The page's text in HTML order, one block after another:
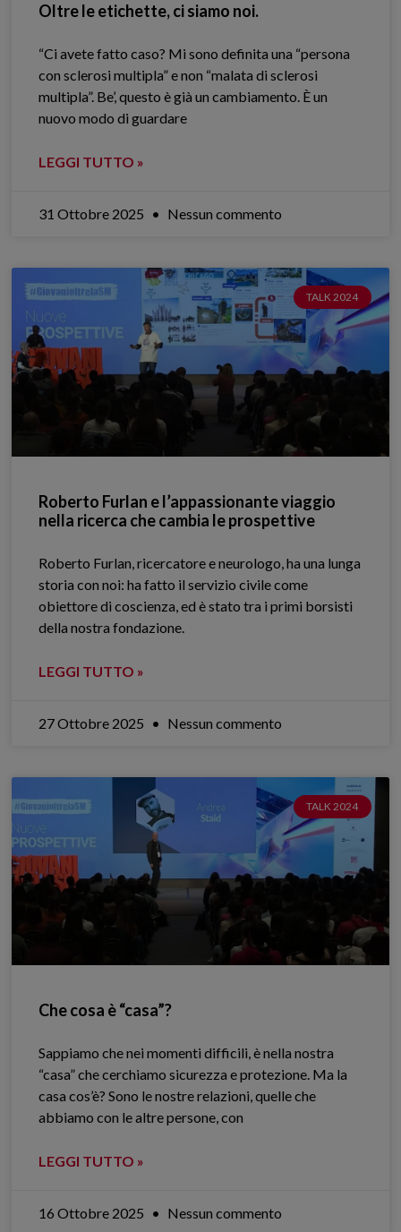
Oltre le etichette, ci siamo noi.
“Ci avete fatto caso? Mi sono definita una “persona
con sclerosi multipla” e non “malata di sclerosi
multipla”. Be’, questo è già un cambiamento. È un
nuovo modo di guardare
LEGGI TUTTO »
31 Ottobre 2025 Nessun commento
TALK 2024
Roberto Furlan e l’appassionante viaggio
nella ricerca che cambia le prospettive
Roberto Furlan, ricercatore e neurologo, ha una lunga
storia con noi: ha fatto il servizio civile come
obiettore di coscienza, ed è stato tra i primi borsisti
della nostra fondazione.
LEGGI TUTTO »
27 Ottobre 2025 Nessun commento
TALK 2024
Che cosa è “casa”?
Sappiamo che nei momenti difficili, è nella nostra
“casa” che cerchiamo sicurezza e protezione. Ma la
casa cos’è? Sono le nostre relazioni, quelle che
abbiamo con le altre persone, con
LEGGI TUTTO »
16 Ottobre 2025 Nessun commento